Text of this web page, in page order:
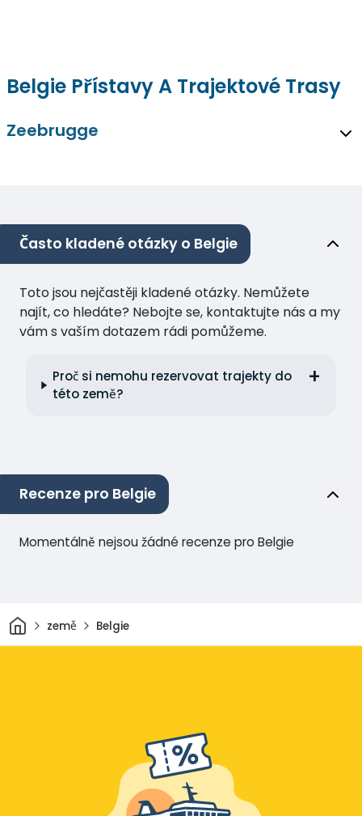
Belgie Přístavy A Trajektové Trasy
Zeebrugge
Často kladené otázky o Belgie
Toto jsou nejčastěji kladené otázky. Nemůžete
najít, co hledáte? Nebojte se, kontaktujte nás a my
vám s vaším dotazem rádi pomůžeme.
Proč si nemohu rezervovat trajekty do
této země?
Recenze pro Belgie
Momentálně nejsou žádné recenze pro Belgie
Domov
země Belgie